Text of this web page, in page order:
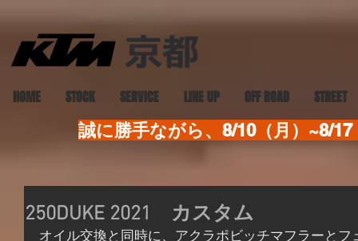
HOME STOCK SERVICE LINE UP OFF ROAD STREET
誠に勝手ながら、8/10（月）~8/
250DUKE 2021 カスタム
オイル交換と同時に、アクラポビッチマフラーと